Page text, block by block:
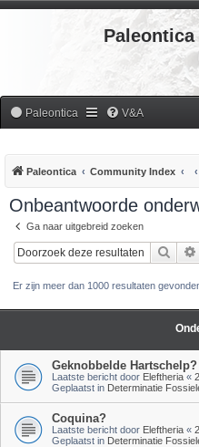
Paleontica V&A
Paleontica Community Index
Onbeantwoorde
Ga naar uitgebreid zoeken
Zoek
Er zijn meer dan 1000 resultaten
Geknobbelde Hartschelp?
Laatste bericht door Eleftheria «
Geplaatst in Determinatie
Coquina?
Laatste bericht door Eleftheria «
Geplaatst in Determinatie